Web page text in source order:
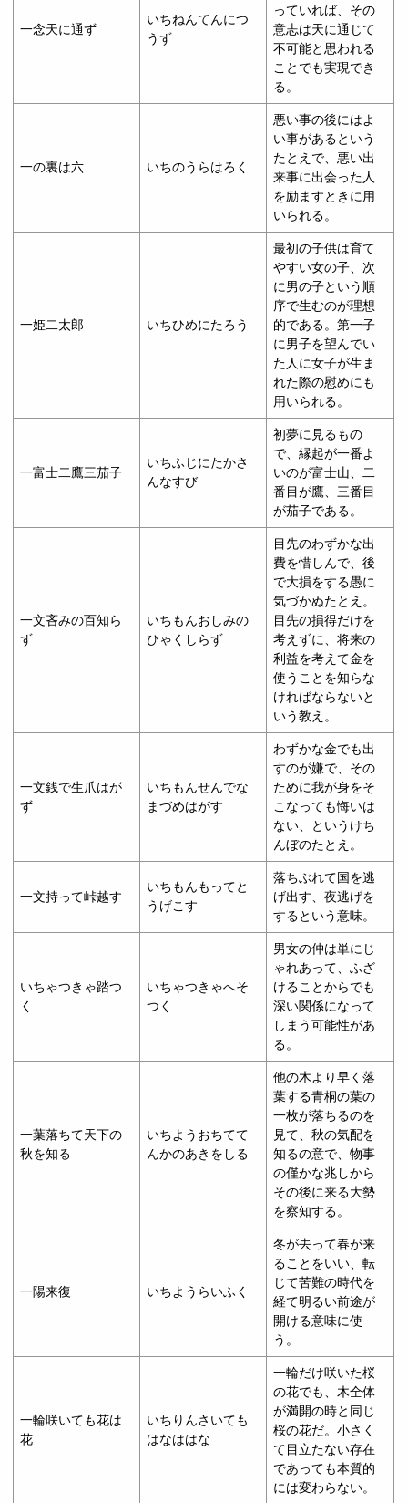
一念天に通ず
いちねんてんにつ
うず
っていれば、その
意志は天に通じて
不可能と思われる
ことでも実現でき
る。
一の裏は六 いちのうらはろく
悪い事の後にはよ
い事があるという
たとえで、悪い出
来事に出会った人
を励ますときに用
いられる。
一姫二太郎 いちひめにたろう
最初の子供は育て
やすい女の子、次
に男の子という順
序で生むのが理想
的である。第一子
に男子を望んでい
た人に女子が生ま
れた際の慰めにも
用いられる。
一富士二鷹三茄子
いちふじにたかさ
んなすび
初夢に見るもの
で、縁起が一番よ
いのが富士山、二
番目が鷹、三番目
が茄子である。
一文吝みの百知ら
ず
いちもんおしみの
ひゃくしらず
目先のわずかな出
費を惜しんで、後
で大損をする愚に
気づかぬたとえ。
目先の損得だけを
考えずに、将来の
利益を考えて金を
使うことを知らな
ければならないと
いう教え。
一文銭で生爪はが
ず
いちもんせんでな
まづめはがす
わずかな金でも出
すのが嫌で、その
ために我が身をそ
こなっても悔いは
ない、というけち
んぼのたとえ。
一文持って峠越す
いちもんもってと
うげこす
落ちぶれて国を逃
げ出す、夜逃げを
するという意味。
いちゃつきゃ踏つ
く
いちゃつきゃへそ
つく
男女の仲は単にじ
ゃれあって、ふざ
けることからでも
深い関係になって
しまう可能性があ
る。
一葉落ちて天下の
秋を知る
いちようおちてて
んかのあきをしる
他の木より早く落
葉する青桐の葉の
一枚が落ちるのを
見て、秋の気配を
知るの意で、物事
の僅かな兆しから
その後に来る大勢
を察知する。
一陽来復 いちようらいふく
冬が去って春が来
ることをいい、転
じて苦難の時代を
経て明るい前途が
開ける意味に使
う。
一輪咲いても花は
花
いちりんさいても
はなははな
一輪だけ咲いた桜
の花でも、木全体
が満開の時と同じ
桜の花だ。小さく
て目立たない存在
であっても本質的
には変わらない。